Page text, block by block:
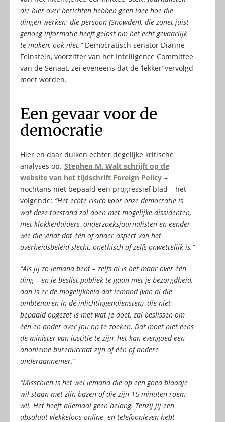
die hier over berichten hebben geen idee hoe die
dingen werken; die persoon (Snowden), die zonet juist
genoeg informatie heeft gelost om het echt gevaarlijk
te maken, ook niet.”Democratisch senator Dianne
Feinstein, voorzitter van het Intelligence Committee
van de Senaat, zei eveneens dat de ‘lekker’ vervolgd
moet worden.
Een gevaar voor de
democratie
Hier en daar duiken echter degelijke kritische
analyses op. Stephen M. Walt schrijft op de
website van het tijdschrift Foreign Policy –
nochtans niet bepaald een progressief blad – het
volgende: “Het echte risico voor onze democratie is
wat deze toestand zal doen met mogelijke dissidenten,
met klokkenluiders, onderzoeksjournalisten en eender
wie die vindt dat één of ander aspect van het
overheidsbeleid slecht, onethisch of zelfs onwettelijk is.”
“Als jij zo iemand bent – zelfs al is het maar over één
ding – en je beslist publiek te gaan met je bezorgdheid,
dan is er de mogelijkheid dat iemand (van al die
ambtenaren in de inlichtingendiensten), die niet
bepaald opgezet is met wat je doet, zal beslissen om
één en ander over jou op te zoeken. Dat moet niet eens
de minister van justitie te zijn, het kan evengoed een
anonieme bureaucraat zijn of één of andere
onderaannemer.”
“Misschien is het wel iemand die op een goed blaadje
wil staan met zijn bazen of die zijn 15 minuten roem
wil. Het heeft allemaal geen belang. Tenzij jij een
absoluut vlekkeloos online- en telefoonleven hebt